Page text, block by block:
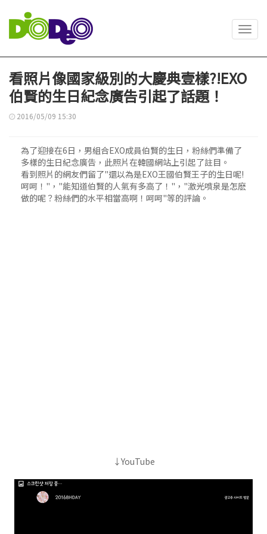
看照片像國家級別的大慶典壹樣?!EXO
伯賢的生日紀念廣告引起了話題！
2016/05/09 15:30
為了迎接在6日，男組合EXO成員伯賢的生日，粉絲們準備了
多樣的生日紀念廣告，此照片在韓國網站上引起了註目。
看到照片的網友們留了"還以為是EXO王國伯賢王子的生日呢!
呵呵！"，"能知道伯賢的人氣有多高了！"，"激光噴泉是怎麽
做的呢？粉絲們的水平相當高啊！呵呵"等的評論。
↓YouTube